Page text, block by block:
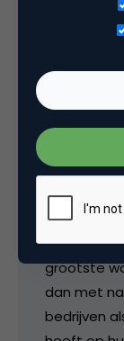
1 Reactie
Ik denk dat
grootste
dan met
bedrijven